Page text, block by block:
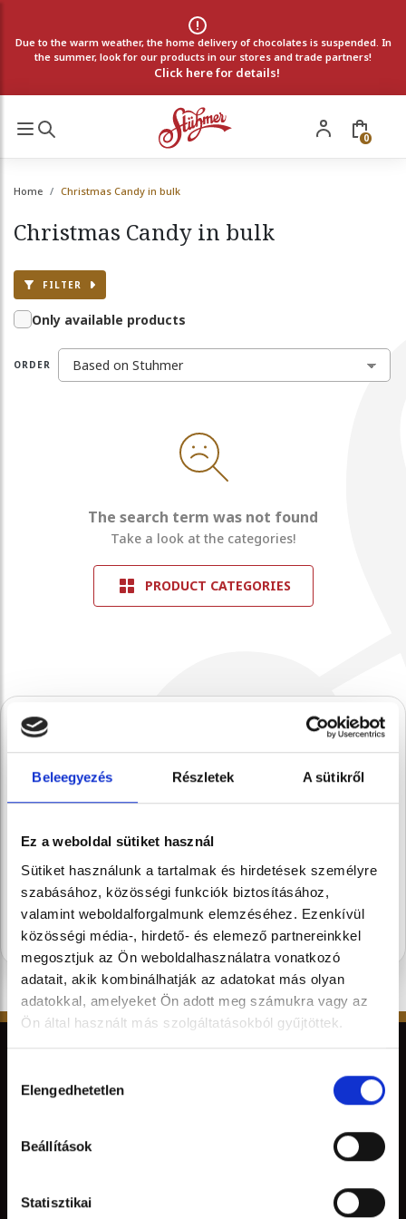
Beleegyezés Részletek A sütikről
Ez a weboldal sütiket használ
Sütiket használunk a tartalmak és hirdetések személyre
szabásához, közösségi funkciók biztosításához,
valamint weboldalforgalmunk elemzéséhez. Ezenkívül
közösségi média-, hirdető- és elemező partnereinkkel
megosztjuk az Ön weboldalhasználatra vonatkozó
adatait, akik kombinálhatják az adatokat más olyan
adatokkal, amelyeket Ön adott meg számukra vagy az
Ön által használt más szolgáltatásokból gyűjtöttek.
kiválasztása
Elengedhetetlen
Beállítások
Statisztikai
Due to the warm weather, the home delivery of chocolates is suspended. In
the summer, look for our products in our stores and trade partners!
Click here for details!
0
Home Christmas Candy in bulk
Christmas Candy in bulk
FILTER
Only available products
ORDER
The search term was not found
Take a look at the categories!
PRODUCT CATEGORIES
A Stühmernél mindig
készül valami.
Iratkozz fel, és elsőként értesülsz a
szezon legédesebb újdonságairól.
SUBSCRIBE